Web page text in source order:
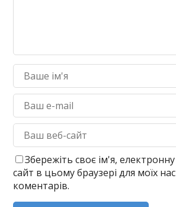
Збережіть своє ім'я,
сайт в цьому браузері для моїх
коментарів.